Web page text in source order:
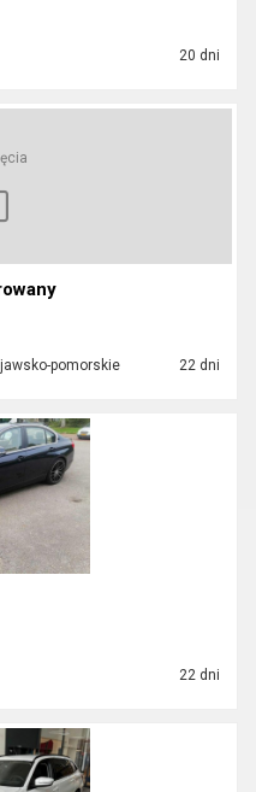
20 dni
pomorskie 22 dni
22 dni